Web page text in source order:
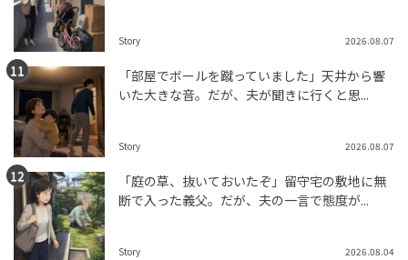
Story 2026.08.07
「部屋でボールを蹴っていました」天井から響
いた大きな音。だが、夫が聞きに行くと思...
Story 2026.08.07
「庭の草、抜いておいたぞ」留守宅の敷地に無
断で入った義父。だが、夫の一言で態度が...
Story 2026.08.04